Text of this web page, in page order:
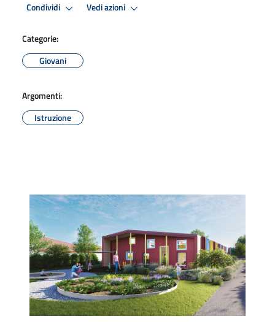
Condividi Vedi azioni
Categorie:
Giovani
Argomenti:
Istruzione